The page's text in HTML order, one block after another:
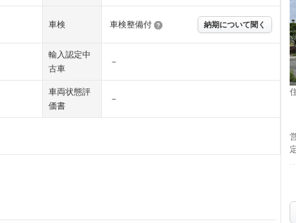
車検 車検整備付 納期について聞く
輸入認定中
古車
－
車両状態評
価書
－